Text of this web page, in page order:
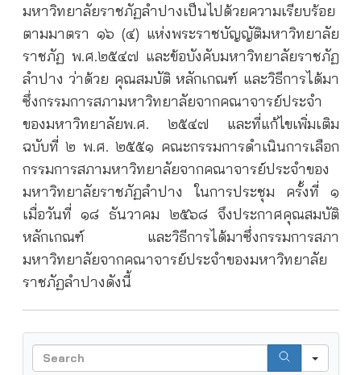
มหาวิทยาลัยราชภัฏลำปางเป็นไปด้วยความเรียบร้อย
ตามมาตรา ๑๖ (๔) แห่งพระราชบัญญัติมหาวิทยาลัย
ราชภัฏ พ.ศ.๒๕๔๗ และข้อบังคับมหาวิทยาลัยราชภัฏ
ลำปาง ว่าด้วย คุณสมบัติ หลักเกณฑ์ และวิธีการได้มา
ซึ่งกรรมการสภามหาวิทยาลัยจากคณาจารย์ประจำ
ของมหาวิทยาลัยพ.ศ. ๒๕๔๗ และที่แก้ไขเพิ่มเติม
ฉบับที่ ๒ พ.ศ. ๒๕๕๑ คณะกรรมการดำเนินการเลือก
กรรมการสภามหาวิทยาลัยจากคณาจารย์ประจำของ
มหาวิทยาลัยราชภัฏลำปาง ในการประชุม ครั้งที่ ๑
เมื่อวันที่ ๑๘ ธันวาคม ๒๕๖๘ จึงประกาศคุณสมบัติ
หลักเกณฑ์ และวิธีการได้มาซึ่งกรรมการสภา
มหาวิทยาลัยจากคณาจารย์ประจำของมหาวิทยาลัย
ราชภัฏลำปางดังนี้